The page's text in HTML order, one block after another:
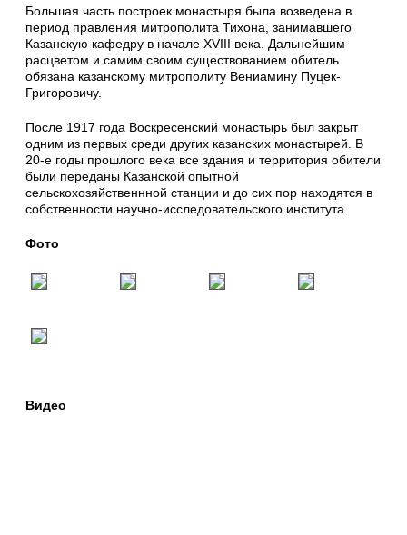
Большая часть построек монастыря была возведена в
период правления митрополита Тихона, занимавшего
Казанскую кафедру в начале XVIII века. Дальнейшим
расцветом и самим своим существованием обитель
обязана казанскому митрополиту Вениамину Пуцек-
Григоровичу.
После 1917 года Воскресенский монастырь был закрыт
одним из первых среди других казанских монастырей. В
20-е годы прошлого века все здания и территория обители
были переданы Казанской опытной
сельскохозяйственнной станции и до сих пор находятся в
собственности научно-исследовательского института.
Фото
Видео